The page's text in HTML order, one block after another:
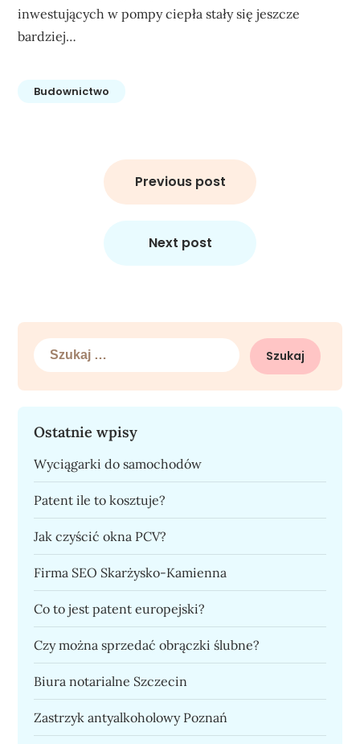
inwestujących w pompy ciepła stały się jeszcze
bardziej…
Budownictwo
Previous post
Next post
Szukaj:
Ostatnie wpisy
Wyciągarki do samochodów
Patent ile to kosztuje?
Jak czyścić okna PCV?
Firma SEO Skarżysko-Kamienna
Co to jest patent europejski?
Czy można sprzedać obrączki ślubne?
Biura notarialne Szczecin
Zastrzyk antyalkoholowy Poznań